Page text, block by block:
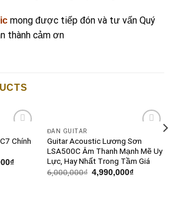
mong được tiếp đón và tư vấn Quý
thành cảm ơn
Add to
wishlist
Chính
₫
wishlist
ĐÀN GUITAR
Guitar Acoustic Lương Sơn
LSA500C Âm Thanh Mạnh Mẽ Uy
Lực, Hay Nhất Trong Tầm Giá
6,000,000₫ 4,990,000₫